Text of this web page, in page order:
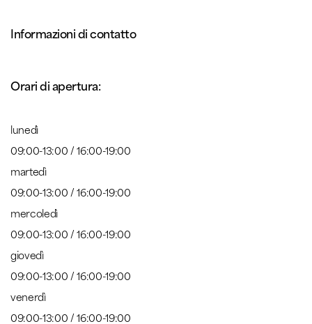
Informazioni di contatto
Orari di apertura:
lunedì
09:00-13:00 / 16:00-19:00
martedì
09:00-13:00 / 16:00-19:00
mercoledì
09:00-13:00 / 16:00-19:00
giovedì
09:00-13:00 / 16:00-19:00
venerdì
09:00-13:00 / 16:00-19:00